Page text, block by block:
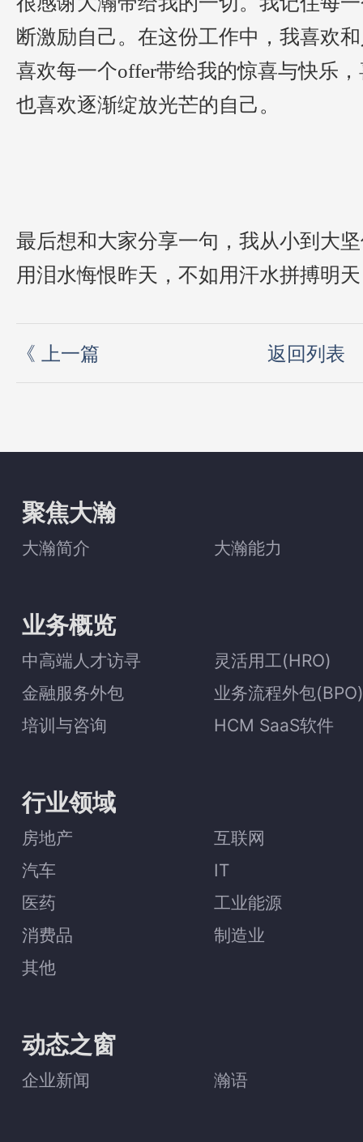
断激励自己。在这份工作中， 我喜欢
喜欢每一个offer带给我的惊喜与快乐
也喜欢逐渐绽放光芒的自己。
最后想和大家分享一句 ， 我从小到大
用泪水悔恨昨天，不如用汗水拼搏明
《 上一篇 返回列表
聚焦大瀚
大瀚简介 大瀚能力
业务概览
中高端人才访寻
灵活用工(HRO)
金融服务外包
业务流程外包(BPO)
培训与咨询
HCM SaaS软件
行业领域
房地产
互联网
汽车
IT
医药
工业能源
消费品
制造业
其他
动态之窗
企业新闻 瀚语